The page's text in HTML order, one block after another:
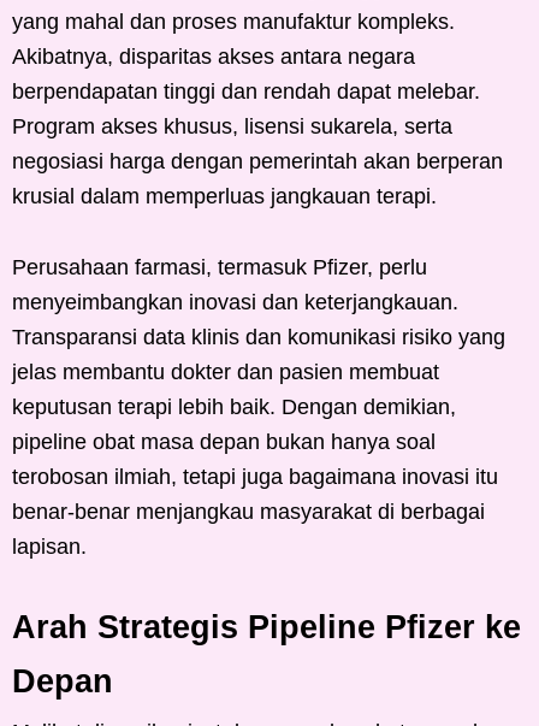
yang mahal dan proses manufaktur kompleks.
Akibatnya, disparitas akses antara negara
berpendapatan tinggi dan rendah dapat melebar.
Program akses khusus, lisensi sukarela, serta
negosiasi harga dengan pemerintah akan berperan
krusial dalam memperluas jangkauan terapi.
Perusahaan farmasi, termasuk Pfizer, perlu
menyeimbangkan inovasi dan keterjangkauan.
Transparansi data klinis dan komunikasi risiko yang
jelas membantu dokter dan pasien membuat
keputusan terapi lebih baik. Dengan demikian,
pipeline obat masa depan bukan hanya soal
terobosan ilmiah, tetapi juga bagaimana inovasi itu
benar-benar menjangkau masyarakat di berbagai
lapisan.
Arah Strategis Pipeline Pfizer ke
Depan